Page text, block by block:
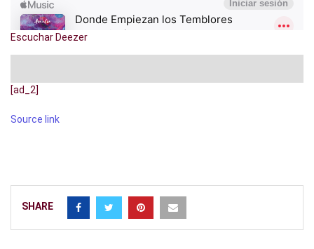
Escuchar Deezer
[ad_2]
Source link
SHARE